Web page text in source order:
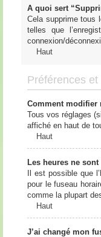
A quoi sert
Cela supprime tous
telles que
connexion/
Haut
Préférences et
Comment modifier
Tous vos réglages
affiché en haut de
Haut
Les heures ne
Il est possible que
pour le fuseau
comme la plupart
Haut
J’ai changé mon